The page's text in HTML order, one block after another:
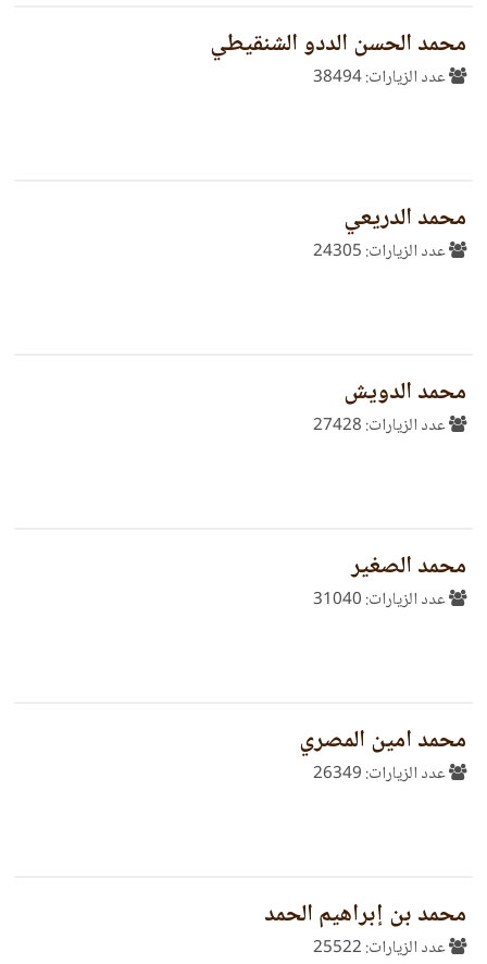
محمد الحسن الددو الشنقيطي
عدد الزيارات: 38494
محمد الدريعي
عدد الزيارات: 24305
محمد الدويش
عدد الزيارات: 27428
محمد الصغير
عدد الزيارات: 31040
محمد امين المصري
عدد الزيارات: 26349
محمد بن إبراهيم الحمد
عدد الزيارات: 25522